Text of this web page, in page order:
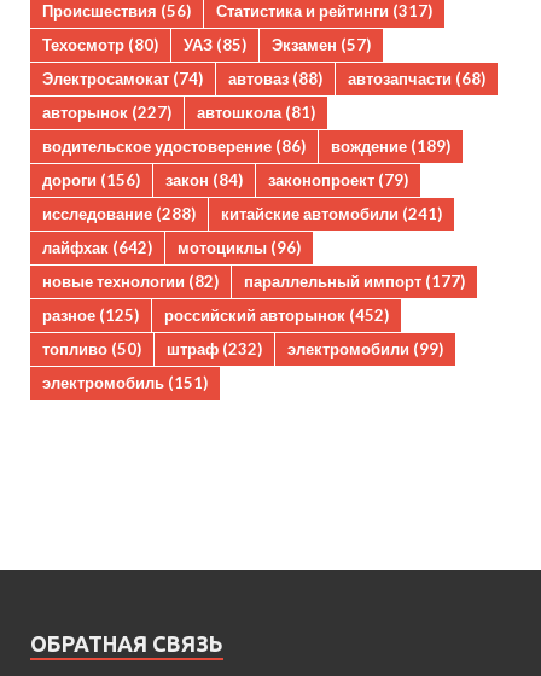
Происшествия (56) Статистика и рейтинги (317)
Техосмотр (80) УАЗ (85) Экзамен (57)
Электросамокат (74) автоваз (88) автозапчасти (68)
авторынок (227) автошкола(81)
водительское удостоверение (86) вождение (189)
дороги (156) закон (84) законопроект (79)
исследование (288) китайские автомобили (241)
лайфхак (642) мотоциклы (96)
новые технологии (82) параллельный импорт (177)
разное (125) российский авторынок (452)
топливо (50) штраф (232) электромобили (99)
электромобиль (151)
ОБРАТНАЯ СВЯЗЬ